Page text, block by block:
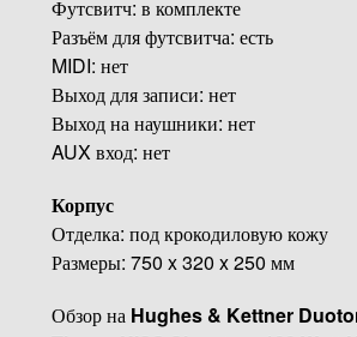
Футсвитч: в комплекте
Разъём для футсвитча: есть
MIDI: нет
Выход для записи: нет
Выход на наушники: нет
AUX вход: нет
Корпус
Отделка: под крокодиловую кожу
Размеры: 750 x 320 x 250 мм
Обзор на Hughes & Kettner